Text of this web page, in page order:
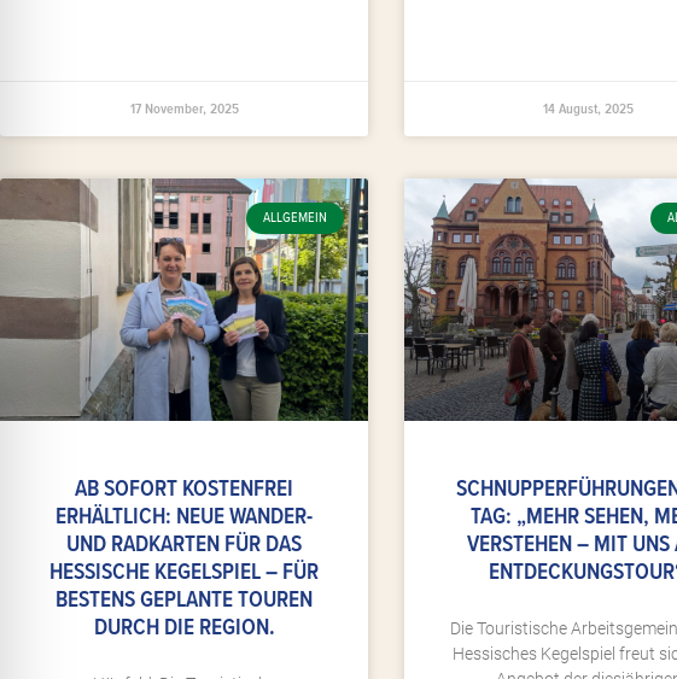
17 November, 2025 14 August, 2025
ALLGEMEIN
AB SOFORT KOSTENFREI
ERHÄLTLICH: NEUE WANDER-
UND RADKARTEN FÜR DAS
HESSISCHE KEGELSPIEL – FÜR
BESTENS GEPLANTE TOUREN
DURCH DIE REGION.
TAG: „MEHR SEHEN,
VERSTEHEN – MIT UNS
Die Touristische
Hessisches Kegelspiel freut